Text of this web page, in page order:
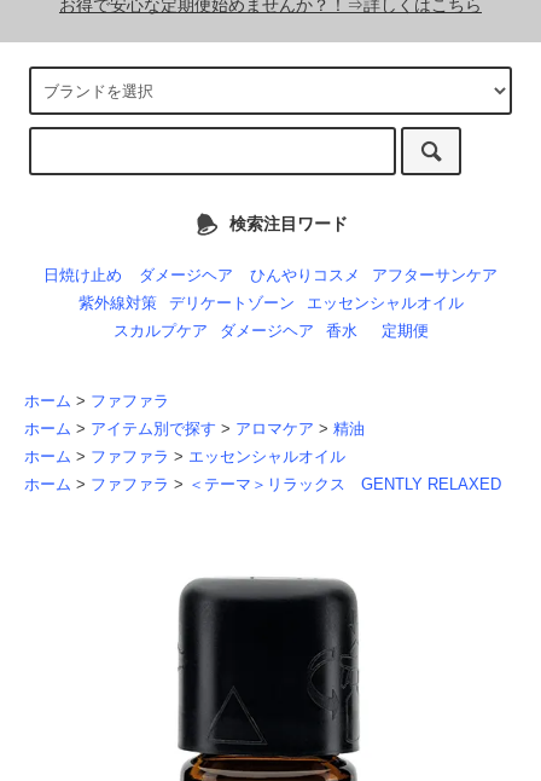
お得で安心な定期便始めませんか？！⇒詳しくはこちら
検索注目ワード
日焼け止め ダメージヘア ひんやりコスメ
アフターサンケア
紫外線対策
デリケートゾーン
エッセンシャルオイル
スカルプケア
ダメージヘア 香水 定期便
ホーム > ファファラ
ホーム > アイテム別で探す > アロマケア > 精油
ホーム > ファファラ > エッセンシャルオイル
ホーム > ファファラ > ＜テーマ＞リラックス GENTLY RELAXED